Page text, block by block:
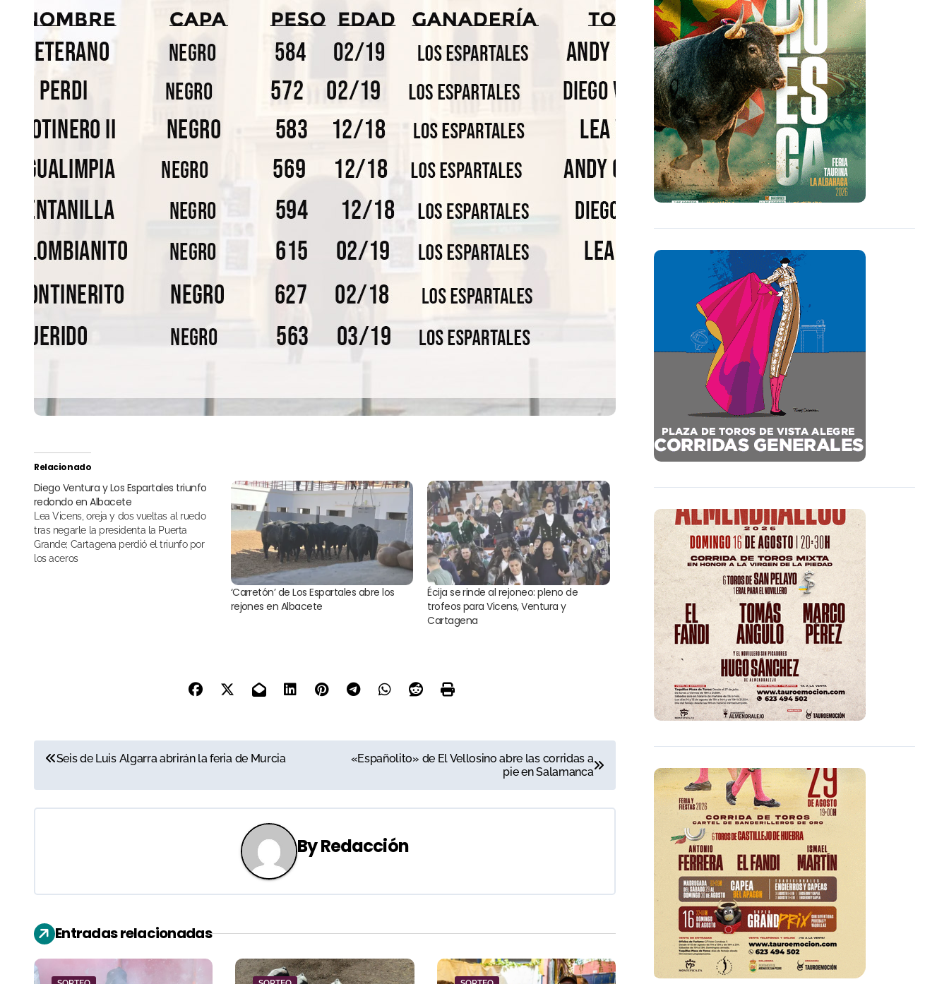
Relacionado
Diego Ventura y Los Espartales triunfo
redondo en Albacete
tras negarle la presidenta la Puerta
Grande; Cartagena perdió el triunfo por
los aceros
‘Carretón’ de Los Espartales abre los
rejones en Albacete
Écija se rinde al rejoneo: pleno de
trofeos para Vicens, Ventura y
Cartagena
N
a
v
a
c
i
Seis de Luis Algarra abrirán la feria de Murcia
«Españolito» de El Vellosino abre las corridas a
pie en Salamanca
ByRedacción
Entradas relacionadas